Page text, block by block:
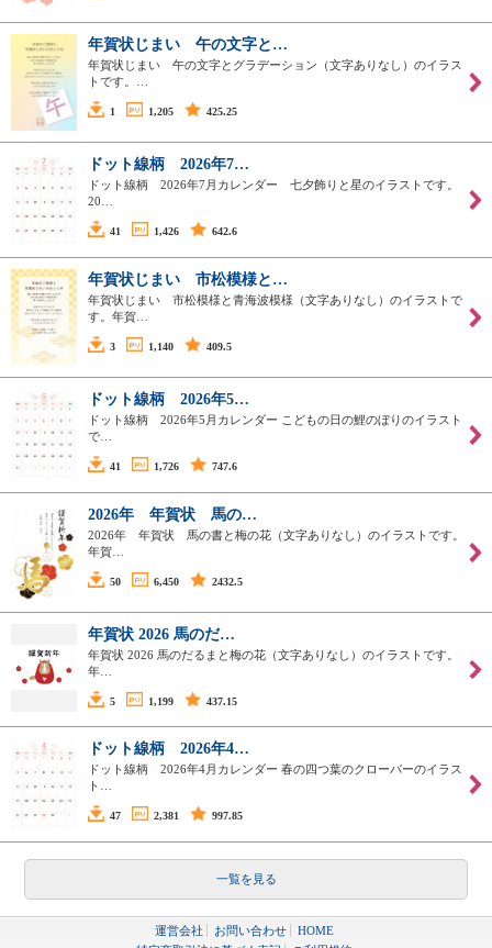
年賀状じまい 午の文字と…
年賀状じまい 午の文字とグラデーション（文字ありなし）のイラス
トです。…
1 1,205 425.25
ドット線柄 2026年7…
ドット線柄 2026年7月カレンダー 七夕飾りと星のイラストです。
20…
41 1,426 642.6
年賀状じまい 市松模様と…
年賀状じまい 市松模様と青海波模様（文字ありなし）のイラストで
す。年賀…
3 1,140 409.5
ドット線柄 2026年5…
ドット線柄 2026年5月カレンダー こどもの日の鯉のぼりのイラスト
で…
41 1,726 747.6
2026年 年賀状 馬の…
2026年 年賀状 馬の書と梅の花（文字ありなし）のイラストです。
年賀…
50 6,450 2432.5
年賀状 2026 馬のだ…
年賀状 2026 馬のだるまと梅の花（文字ありなし）のイラストです。
年…
5 1,199 437.15
ドット線柄 2026年4…
ドット線柄 2026年4月カレンダー 春の四つ葉のクローバーのイラス
ト…
47 2,381 997.85
一覧を見る
運営会社 お問い合わせ
HOME